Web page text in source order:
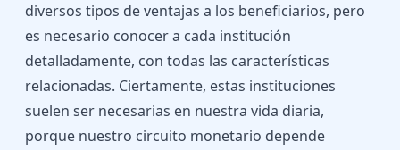
diversos tipos de ventajas a los beneficiarios, pero
es necesario conocer a cada institución
detalladamente, con todas las características
relacionadas. Ciertamente, estas instituciones
suelen ser necesarias en nuestra vida diaria,
porque nuestro circuito monetario depende